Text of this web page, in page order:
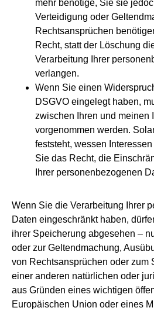
mehr benötige, Sie sie
Verteidigung oder
Rechtsansprüchen
Recht, statt der Löschung
Verarbeitung Ihrer
verlangen.
Wenn Sie einen
DSGVO eingelegt haben,
zwischen Ihren und meinen
vorgenommen werden.
feststeht, wessen
Sie das Recht, die
Ihrer personenbezogenen
Wenn Sie die Verarbeitung Ihrer
Daten eingeschränkt haben,
ihrer Speicherung abgesehen –
oder zur Geltendmachung,
von Rechtsansprüchen oder zum
einer anderen natürlichen oder
aus Gründen eines wichtigen
Europäischen Union oder eines